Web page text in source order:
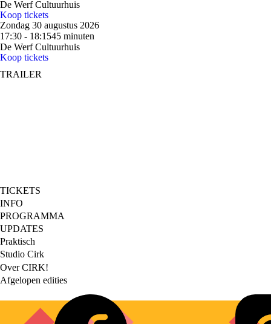
De Werf Cultuurhuis
Koop tickets
Zondag 30 augustus 2026
17:30 - 18:1545 minuten
De Werf Cultuurhuis
Koop tickets
TRAILER
Footer
main
TICKETS
INFO
PROGRAMMA
UPDATES
Footer
secondary
Praktisch
Studio Cirk
Over CIRK!
Afgelopen edities
Social